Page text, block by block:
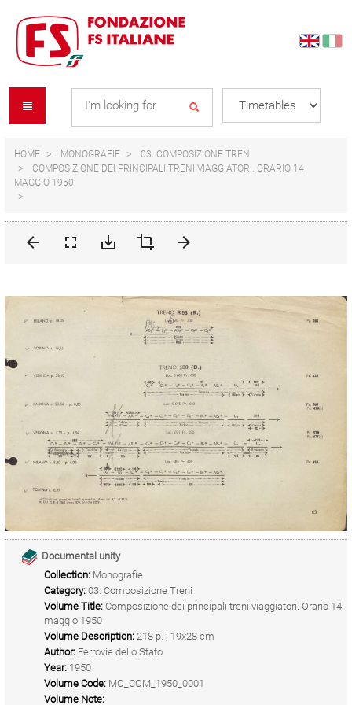
content
navigation
menu
HOME MONOGRAFIE
03. COMPOSIZIONE TRENI
COMPOSIZIONE DEI PRINCIPALI TRENI VIAGGIATORI. ORARIO 14
MAGGIO 1950
Documental unity
Collection: Monografie
Category: 03. Composizione Treni
Volume Title: Composizione dei principali treni viaggiatori. Orario 14
maggio 1950
Volume Description: 218 p. ; 19x28 cm
Author: Ferrovie dello Stato
Year: 1950
Volume Code: MO_COM_1950_0001
Volume Note: